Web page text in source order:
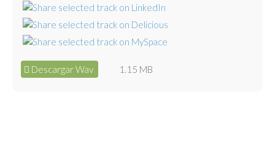
Descargar Wav 1.15 MB